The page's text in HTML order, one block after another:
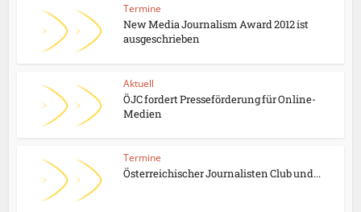
Termine
New Media Journalism Award 2012 ist
ausgeschrieben
Aktuell
ÖJC fordert Presseförderung für Online-
Medien
Termine
Österreichischer Journalisten Club und...